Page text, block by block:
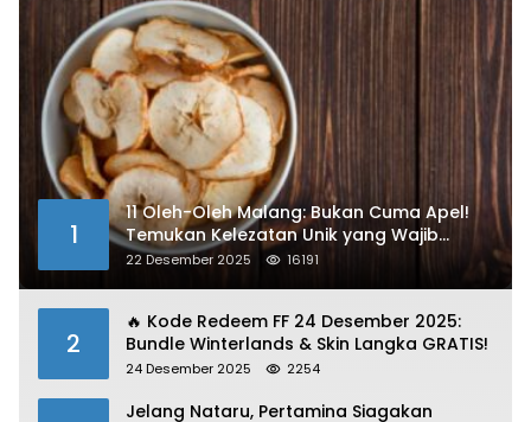
1
11 Oleh-Oleh Malang: Bukan Cuma Apel!
Temukan Kelezatan Unik yang Wajib
Dibawa
22 Desember 2025 16191
2
🔥 Kode Redeem FF 24 Desember 2025:
Bundle Winterlands & Skin Langka GRATIS!
24 Desember 2025 2254
Jelang Nataru, Pertamina Siagakan